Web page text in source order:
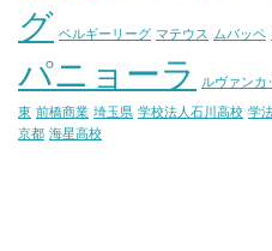
グ ベルギーリーグ マテウス ムバッペ
パニョーラ
ルヴァンカ
東 前橋商業 埼玉県 学校法人石川高校 学
京都 海星高校